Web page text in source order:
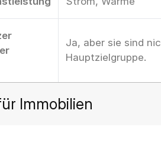
Ja, aber sie sind
Hauptzielgruppe.
Immobilien